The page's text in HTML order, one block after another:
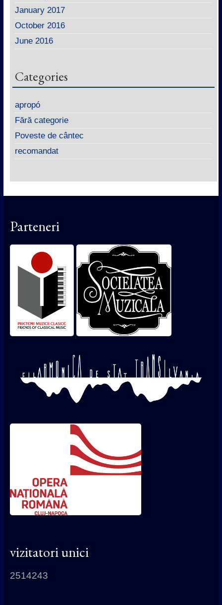
January 2017
October 2016
June 2016
Categories
apropó
Fără categorie
Poveste de cântec
recomandat
Parteneri
vizitatori unici
2514243